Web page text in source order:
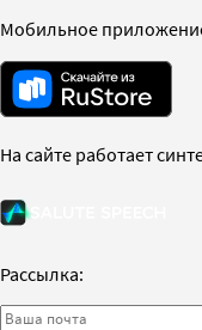
Мобильное
На сайте работает
Рассылка: